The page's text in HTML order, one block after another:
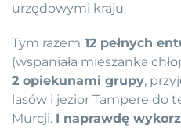
urzędowymi kraju.
Tym razem 12 pełnych
(wspaniała mieszanka
2 opiekunami grupy,
lasów i jezior Tampere do
Murcji. I naprawdę